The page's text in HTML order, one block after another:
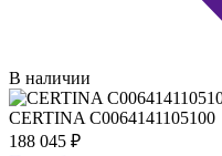
В наличии
CERTINA C0064141105100
188 045 ₽